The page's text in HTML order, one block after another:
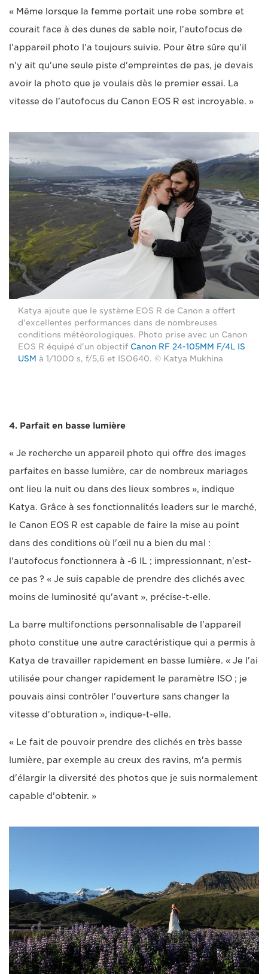
« Même lorsque la femme portait une robe sombre et
courait face à des dunes de sable noir, l'autofocus de
l'appareil photo l'a toujours suivie. Pour être sûre qu'il
n'y ait qu'une seule piste d'empreintes de pas, je devais
avoir la photo que je voulais dès le premier essai. La
vitesse de l'autofocus du Canon EOS R est incroyable. »
Katya ajoute que le système EOS R de Canon a offert
d'excellentes performances dans de nombreuses
conditions météorologiques. Photo prise avec un Canon
EOS R équipé d'un objectif Canon RF 24-105MM F/4L IS
USM à 1/1000 s, f/5,6 et ISO640. © Katya Mukhina
4. Parfait en basse lumière
« Je recherche un appareil photo qui offre des images
parfaites en basse lumière, car de nombreux mariages
ont lieu la nuit ou dans des lieux sombres », indique
Katya. Grâce à ses fonctionnalités leaders sur le marché,
le Canon EOS R est capable de faire la mise au point
dans des conditions où l'œil nu a bien du mal :
l'autofocus fonctionnera à -6 IL ; impressionnant, n'est-
ce pas ? « Je suis capable de prendre des clichés avec
moins de luminosité qu'avant », précise-t-elle.
La barre multifonctions personnalisable de l'appareil
photo constitue une autre caractéristique qui a permis à
Katya de travailler rapidement en basse lumière. « Je l'ai
utilisée pour changer rapidement le paramètre ISO ; je
pouvais ainsi contrôler l'ouverture sans changer la
vitesse d'obturation », indique-t-elle.
« Le fait de pouvoir prendre des clichés en très basse
lumière, par exemple au creux des ravins, m'a permis
d'élargir la diversité des photos que je suis normalement
capable d'obtenir. »